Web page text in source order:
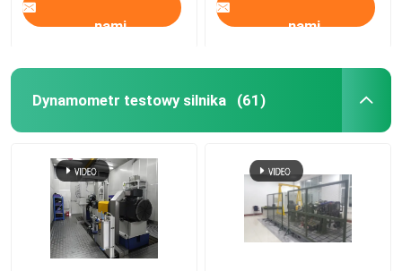
nami nami
Dynamometr testowy silnika (61)